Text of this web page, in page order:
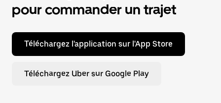
pour commander un trajet
Téléchargez l'application sur l'App Store
Téléchargez Uber sur Google Play